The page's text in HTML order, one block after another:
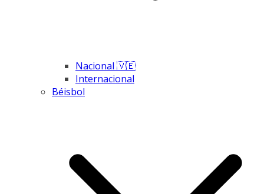
Nacional 🇻🇪
Internacional
Béisbol